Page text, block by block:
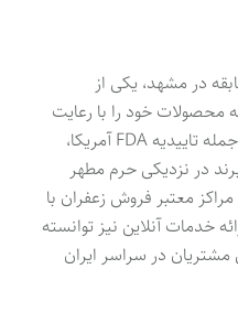
سال سابقه در مشهد، یکی از
محصولات خود را با رعایت
استانداردهای ملی و بین‌المللی، از جمله تاییدیه FDA آمریکا،
در نزدیکی حرم مطهر
معتبر فروش زعفران با
خدمات آنلاین نیز توانسته
در سراسر ایران